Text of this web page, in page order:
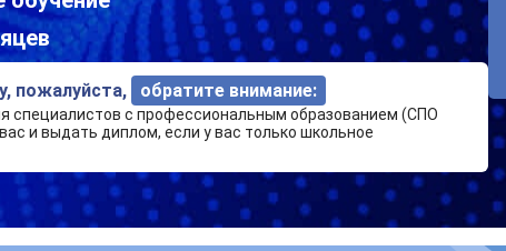
пожалуйста, обратите внимание:
специалистов с профессиональным образованием (СПО
и выдать диплом, если у вас только школьное